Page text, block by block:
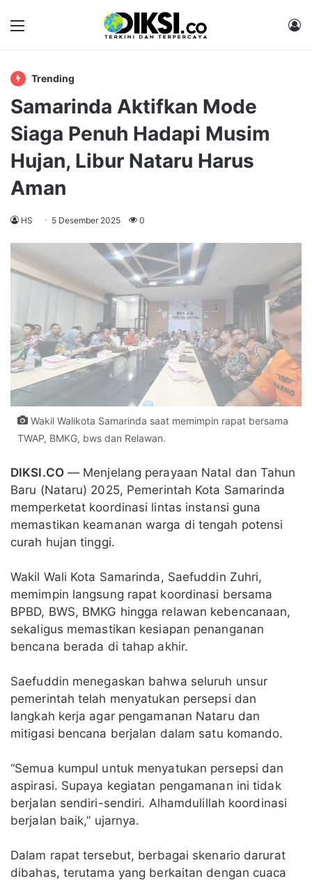
Menu
Trending
Samarinda Aktifkan Mode
Siaga Penuh Hadapi Musim
Hujan, Libur Nataru Harus
Aman
HS 5 Desember 2025 0
Wakil Walikota Samarinda saat memimpin rapat bersama
TWAP, BMKG, bws dan Relawan.
DIKSI.CO— Menjelang perayaan Natal dan Tahun
Baru (Nataru) 2025, Pemerintah Kota Samarinda
memperketat koordinasi lintas instansi guna
memastikan keamanan warga di tengah potensi
curah hujan tinggi.
Wakil Wali Kota Samarinda, Saefuddin Zuhri,
memimpin langsung rapat koordinasi bersama
BPBD, BWS, BMKG hingga relawan kebencanaan,
sekaligus memastikan kesiapan penanganan
bencana berada di tahap akhir.
Saefuddin menegaskan bahwa seluruh unsur
pemerintah telah menyatukan persepsi dan
langkah kerja agar pengamanan Nataru dan
mitigasi bencana berjalan dalam satu komando.
“Semua kumpul untuk menyatukan persepsi dan
aspirasi. Supaya kegiatan pengamanan ini tidak
berjalan sendiri-sendiri. Alhamdulillah koordinasi
berjalan baik,” ujarnya.
Dalam rapat tersebut, berbagai skenario darurat
dibahas, terutama yang berkaitan dengan cuaca